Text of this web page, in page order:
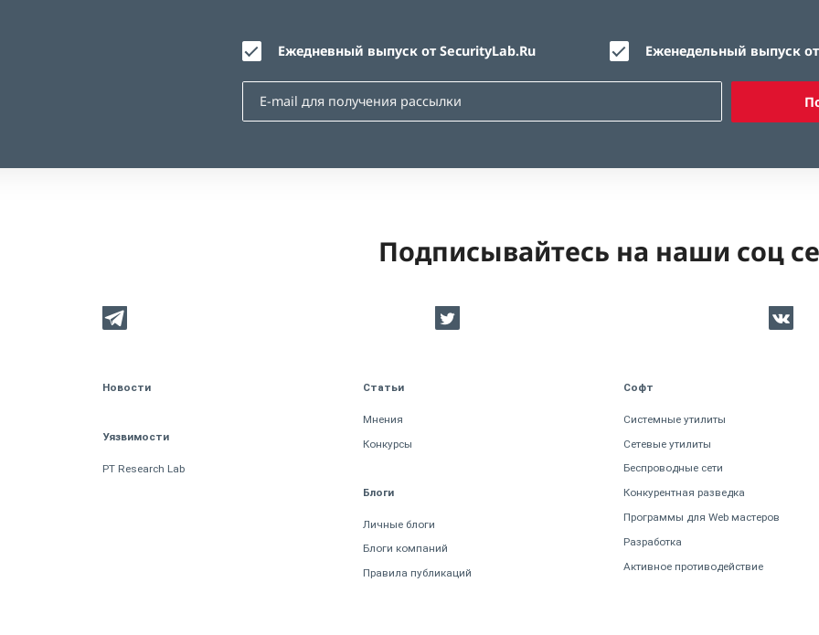
Ежедневный выпуск от SecurityLab.Ru Еженедельный выпуск
Подписывайтесь на наши соц
Новости
Уязвимости
PT Research Lab
Статьи
Мнения
Конкурсы
Блоги
Личные блоги
Блоги компаний
Правила публикаций
Софт
Системные утилиты
Сетевые утилиты
Беспроводные сети
Конкурентная разведка
Программы для Web мастеров
Разработка
Активное противодействие